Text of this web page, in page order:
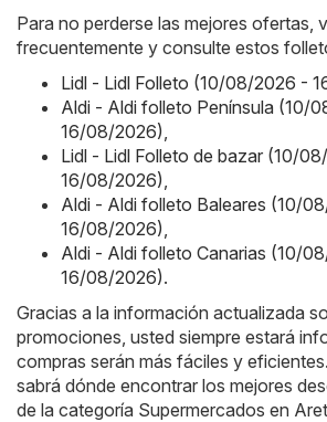
Para no perderse las mejores ofertas,
frecuentemente y consulte estos
Lidl - Lidl Folleto (10/08/2026 -
Aldi - Aldi folleto Península (10/
16/08/2026)
Lidl - Lidl Folleto de bazar (10/
16/08/2026)
Aldi - Aldi folleto Baleares (10/
16/08/2026)
Aldi - Aldi folleto Canarias (10/
16/08/2026).
Gracias a la información actualizada
promociones, usted siempre estará
compras serán más fáciles y
sabrá dónde encontrar los mejores
de la categoría Supermercados en